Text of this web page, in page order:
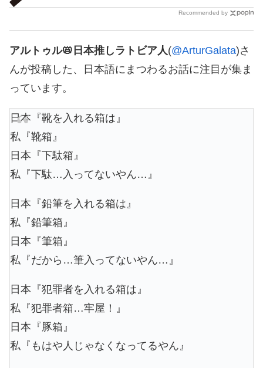
Recommended by
アルトゥル📛日本推しラトビア人(@ArturGalata)さ
んが投稿した、日本語にまつわるお話に注目が集ま
っています。
日本『靴を入れる箱は』
私『靴箱』
日本『下駄箱』
私『下駄…入ってないやん…』
日本『鉛筆を入れる箱は』
私『鉛筆箱』
日本『筆箱』
私『だから…筆入ってないやん…』
日本『犯罪者を入れる箱は』
私『犯罪者箱…牢屋！』
日本『豚箱』
私『もはや人じゃなくなってるやん』